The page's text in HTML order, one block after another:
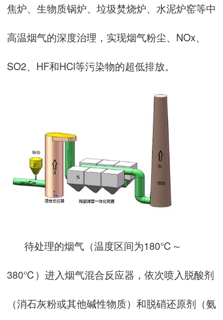
焦炉、生物质锅炉、垃圾焚烧炉、水泥炉窑等中
高温烟气的深度治理，实现烟气粉尘、NOx、
SO2、HF和HCl等污染物的超低排放。
待处理的烟气（温度区间为180℃～
380℃）进入烟气混合反应器，依次喷入脱酸剂
（消石灰粉或其他碱性物质）和脱硝还原剂（氨